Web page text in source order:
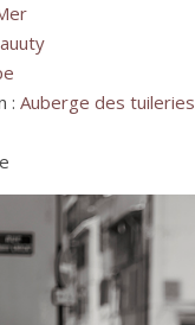
: Auberge des tuileries